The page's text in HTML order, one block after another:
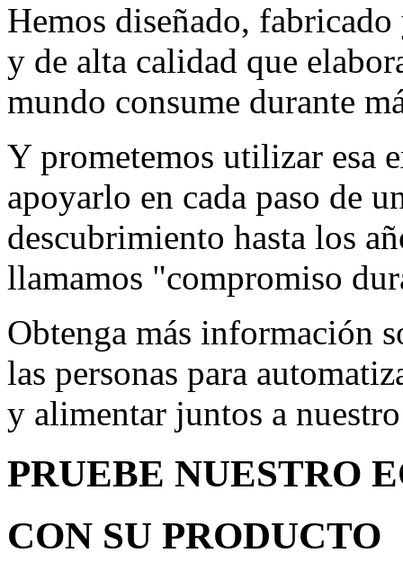
Hemos diseñado,
y de alta calidad que
mundo consume durante
Y prometemos utilizar esa
apoyarlo en cada paso de
descubrimiento hasta los
llamamos "compromiso
Obtenga más información
las personas para
y alimentar juntos a
PRUEBE NUESTRO
CON SU PRODUCTO